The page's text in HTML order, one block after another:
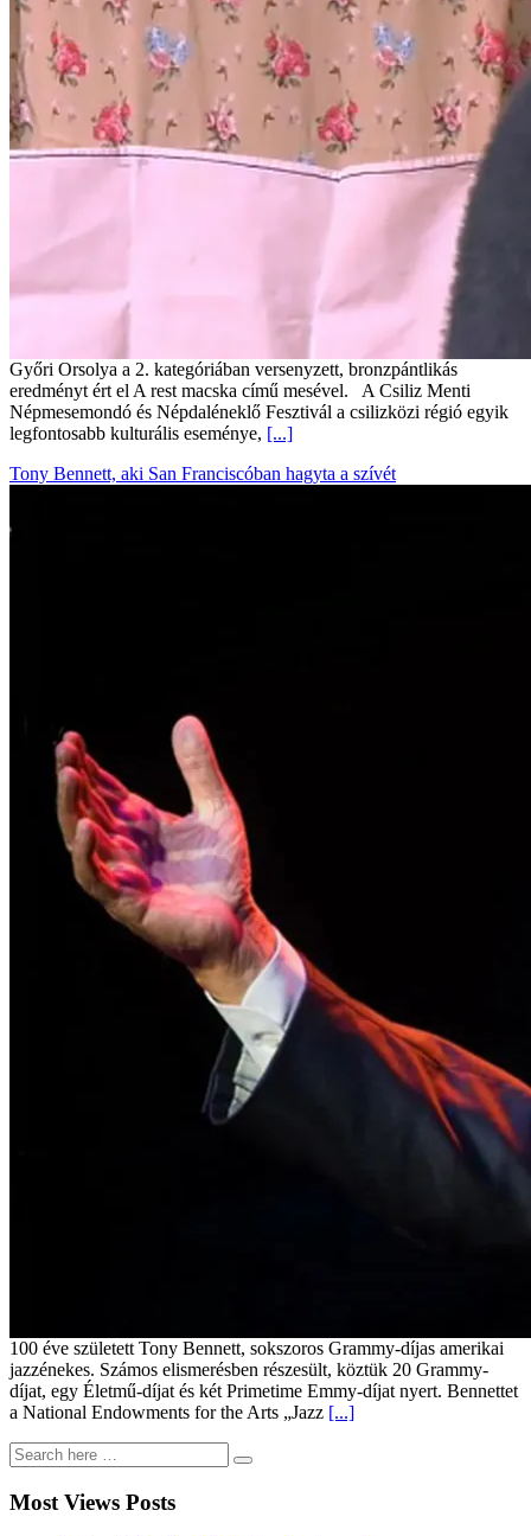
Győri Orsolya a 2. kategóriában versenyzett, bronzpántlikás
eredményt ért el A rest macska című mesével. A Csiliz Menti
Népmesemondó és Népdaléneklő Fesztivál a csilizközi régió egyik
legfontosabb kulturális eseménye, [...]
Tony Bennett, aki San Franciscóban hagyta a szívét
100 éve született Tony Bennett, sokszoros Grammy-díjas amerikai
jazzénekes. Számos elismerésben részesült, köztük 20 Grammy-
díjat, egy Életmű-díjat és két Primetime Emmy-díjat nyert. Bennettet
a National Endowments for the Arts „Jazz [...]
Most Views Posts